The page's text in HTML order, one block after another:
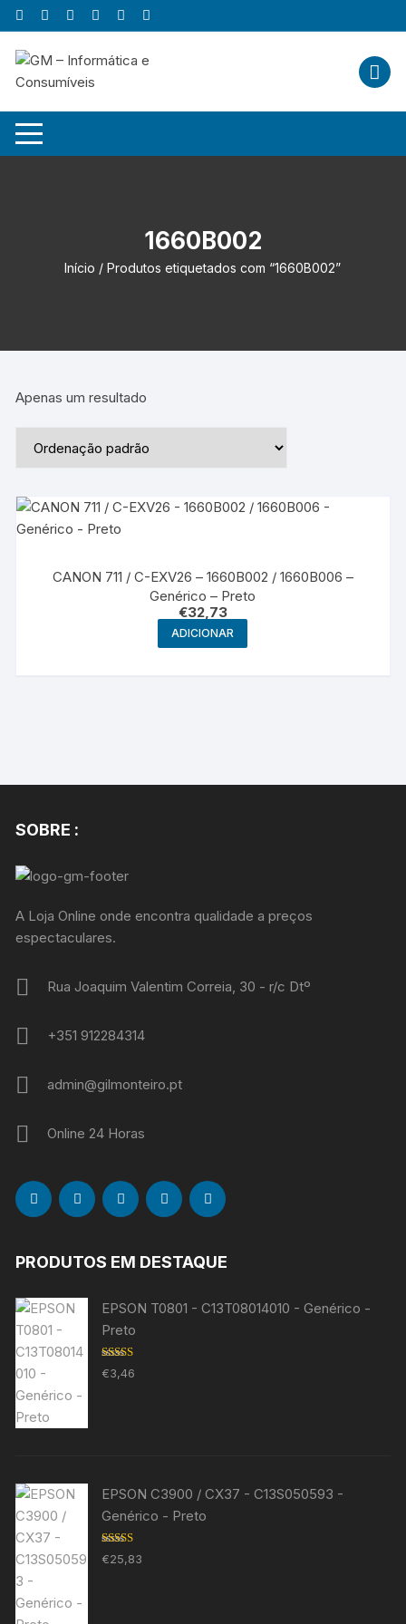
Skip
to
content
1660B002
Início / Produtos etiquetados com “1660B002”
Apenas um resultado
CANON 711 / C-EXV26 – 1660B002 / 1660B006 –
Genérico – Preto
€32,73
ADICIONAR
SOBRE :
A Loja Online onde encontra qualidade a preços
espectaculares.
Rua Joaquim Valentim Correia, 30 - r/c Dtº
+351 912284314
admin@gilmonteiro.pt
Online 24 Horas
PRODUTOS EM DESTAQUE
EPSON T0801 - C13T08014010 - Genérico -
Preto
Avaliação
5.00 de 5
€3,46
EPSON C3900 / CX37 - C13S050593 -
Genérico - Preto
Avaliação
5.00de 5
€25,83